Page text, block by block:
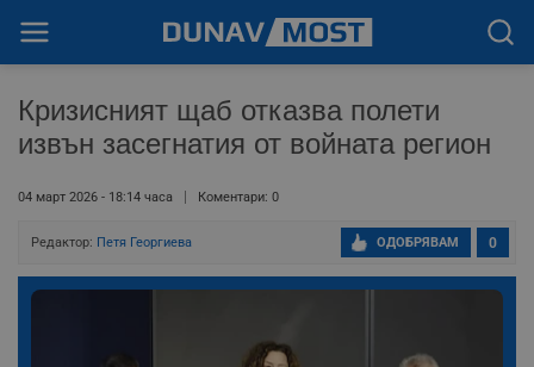
Кризисният щаб отказва полети
извън засегнатия от войната регион
04 март 2026 - 18:14 часа Коментари: 0
Редактор: Петя Георгиева 0
ОДОБРЯВАМ